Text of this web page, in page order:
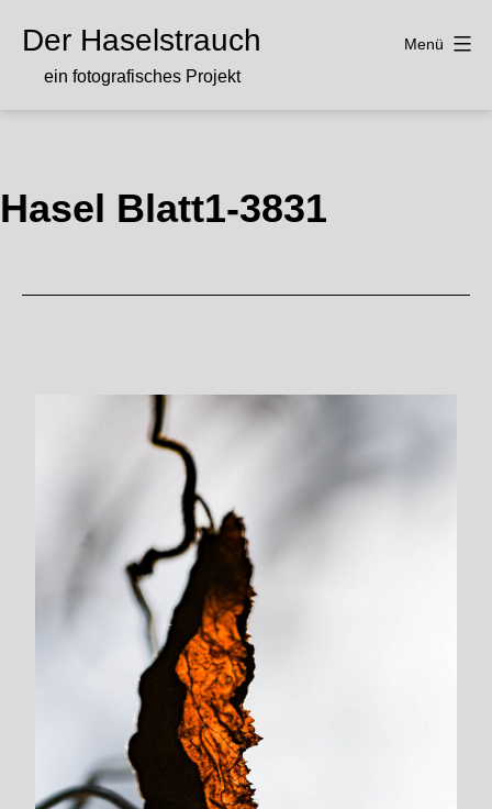
InhaltDer Haselstrauch
ein fotografisches Projekt
Menü
Hasel Blatt1-3831